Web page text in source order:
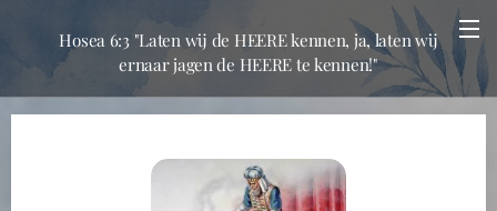
Hosea 6:3 "Laten wij de HEERE kennen, ja, laten wij
ernaar jagen de HEERE te kennen!"